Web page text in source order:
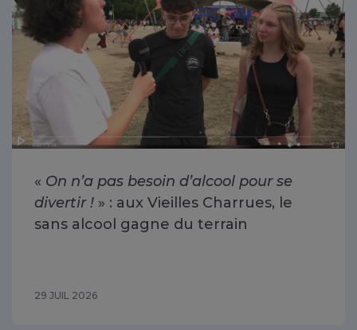
« On n’a pas besoin d’alcool pour se
divertir ! » : aux Vieilles Charrues, le
sans alcool gagne du terrain
29 JUIL 2026